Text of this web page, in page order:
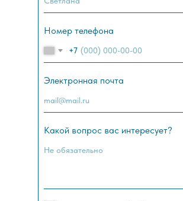
Номер телефона
+7
Электронная почта
Какой вопрос вас интересует?